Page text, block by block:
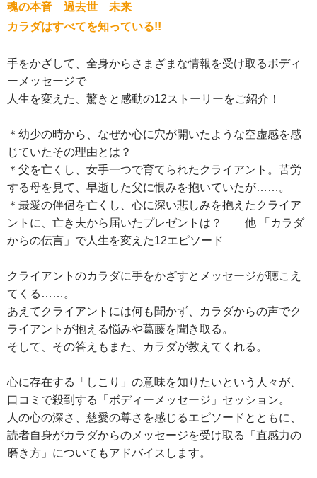
魂の本音 過去世 未来
カラダはすべてを知っている!!
手をかざして、全身からさまざまな情報を受け取るボディ
ーメッセージで
人生を変えた、驚きと感動の12ストーリーをご紹介！
＊幼少の時から、なぜか心に穴が開いたような空虚感を感
じていたその理由とは？
＊父を亡くし、女手一つで育てられたクライアント。苦労
する母を見て、早逝した父に恨みを抱いていたが……。
＊最愛の伴侶を亡くし、心に深い悲しみを抱えたクライア
ントに、亡き夫から届いたプレゼントは？ 他 「カラダ
からの伝言」で人生を変えた12エピソード
クライアントのカラダに手をかざすとメッセージが聴こえ
てくる……。
あえてクライアントには何も聞かず、カラダからの声でク
ライアントが抱える悩みや葛藤を聞き取る。
そして、その答えもまた、カラダが教えてくれる。
心に存在する「しこり」の意味を知りたいという人々が、
口コミで殺到する「ボディーメッセージ」セッション。
人の心の深さ、慈愛の尊さを感じるエピソードとともに、
読者自身がカラダからのメッセージを受け取る「直感力の
磨き方」についてもアドバイスします。